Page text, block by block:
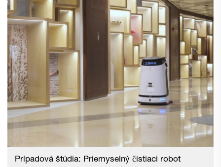
práce, aby dosiahla udržateľný prevádzok obchodov.
Vzhľadom k nedávnemu pokroku a rozvoju technológií,
najmä robotiky, spustila spoločnosť testovanie „robotov
na úsporu pracovnej sily“ alebo „systémov avatarov pre
obsluhu zákazníkov“ s cieľom automatizovať predajňové
operácie, ktoré môžu byť vykonávané robotmi namiesto
ľudí, 25. ročník 9...
Prípadová štúdia: Priemyselný čistiaci robot